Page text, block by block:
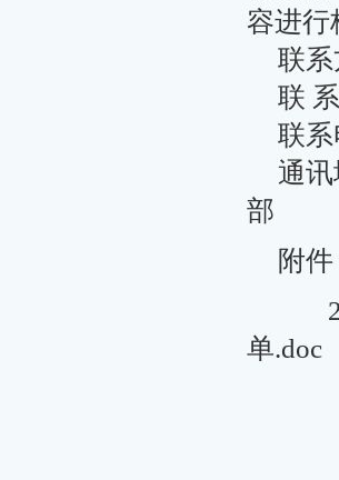
容进行
联
联
联系
通
部
附
单.doc